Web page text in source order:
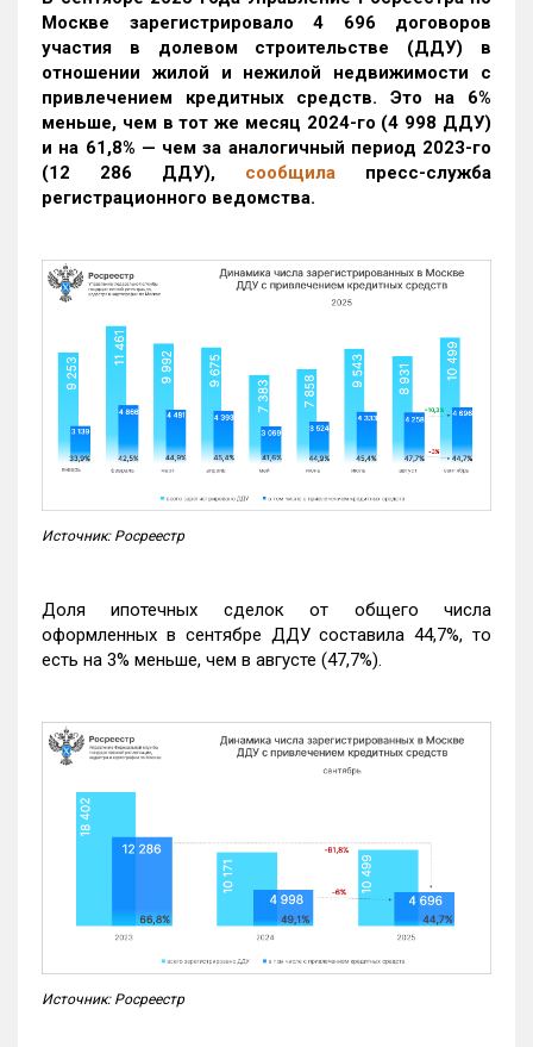
Москве зарегистрировало 4 696 договоров
участия в долевом строительстве (ДДУ) в
отношении жилой и нежилой недвижимости с
привлечением кредитных средств. Это на 6%
меньше, чем в тот же месяц 2024-го (4 998 ДДУ)
и на 61,8% — чем за аналогичный период 2023-го
(12 286 ДДУ), сообщила пресс-служба
регистрационного ведомства.
Источник: Росреестр
Доля ипотечных сделок от общего числа
оформленных в сентябре ДДУ составила 44,7%, то
есть на 3% меньше, чем в августе (47,7%).
Источник: Росреестр